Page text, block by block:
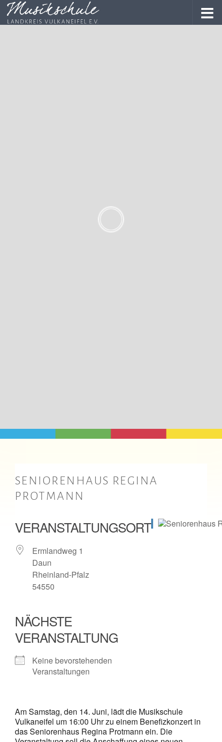
SENIORENHAUS REGINA
PROTMANN
VERANSTALTUNGSORT
Ermlandweg 1
Daun
Rheinland-Pfalz
54550
NÄCHSTE
VERANSTALTUNG
Keine bevorstehenden
Veranstaltungen
Am Samstag, den 14. Juni, lädt die Musikschule
Vulkaneifel um 16:00 Uhr zu einem Benefizkonzert in
das Seniorenhaus Regina Protmann ein. Die